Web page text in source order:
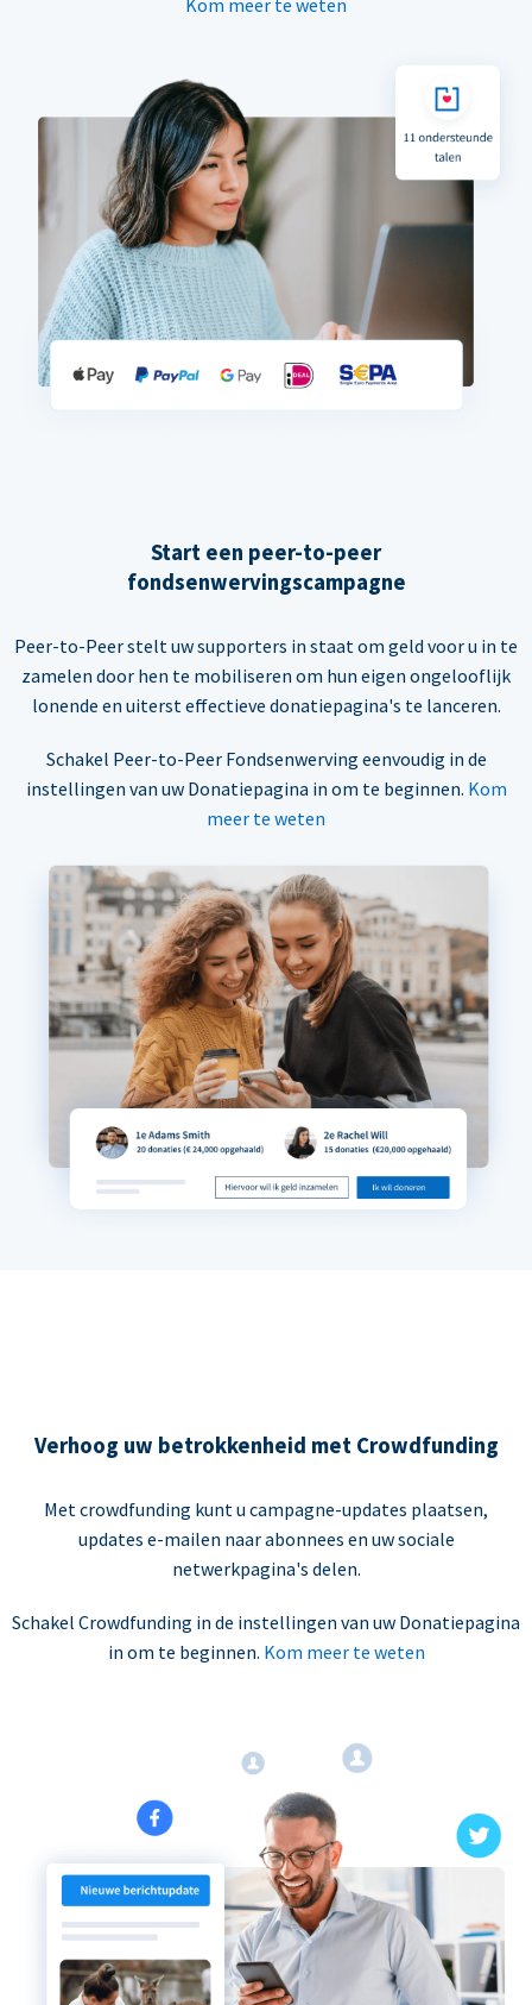
Kom meer te weten
Start een peer-to-peer
fondsenwervingscampagne
Peer-to-Peer stelt uw supporters in staat om geld voor u in te
zamelen door hen te mobiliseren om hun eigen ongelooflijk
lonende en uiterst effectieve donatiepagina's te lanceren.
Schakel Peer-to-Peer Fondsenwerving eenvoudig in de
instellingen van uw Donatiepagina in om te beginnen. Kom
meer te weten
Verhoog uw betrokkenheid met Crowdfunding
Met crowdfunding kunt u campagne-updates plaatsen,
updates e-mailen naar abonnees en uw sociale
netwerkpagina's delen.
Schakel Crowdfunding in de instellingen van uw Donatiepagina
in om te beginnen. Kom meer te weten